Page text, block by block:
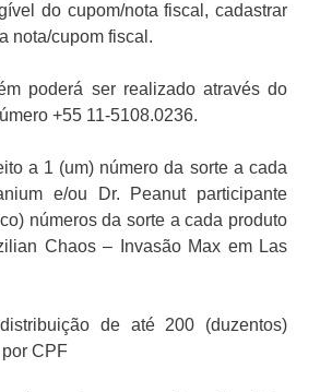
do cupom/nota fiscal, cadastrar
nota/cupom fiscal.
poderá ser realizado através do
+55 11-5108.0236.
a 1 (um) número da sorte a cada
e/ou Dr. Peanut participante
números da sorte a cada produto
Chaos – Invasão Max em Las
de até 200 (duzentos)
CPF